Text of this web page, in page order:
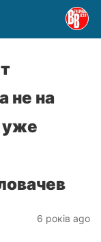
не на
уже
6 років ago